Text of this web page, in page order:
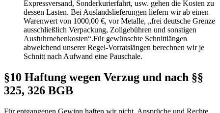
Expressversand, Sonderkurierfahrt, usw. gehen die Kosten zu
dessen Lasten. Bei Auslandslieferungen liefern wir ab einen
Warenwert von 1000,00 €, vor Metalle, „frei deutsche Grenze
ausschließlich Verpackung, Zollgebühren und sonstigen
Ausfuhrnebenkosten“.Für gewünschte Schnittlängen
abweichend unserer Regel-Vorratslängen berechnen wir je
Schnitt nach Aufwand eine Pauschale.
§10 Haftung wegen Verzug und nach §§
325, 326 BGB
Für entgangenen Gewinn haften wir nicht. Ansprüche und Rechte